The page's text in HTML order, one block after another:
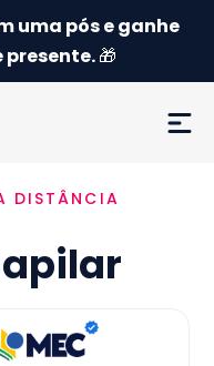
uma pós e ganhe
presente.🎁
DISTÂNCIA